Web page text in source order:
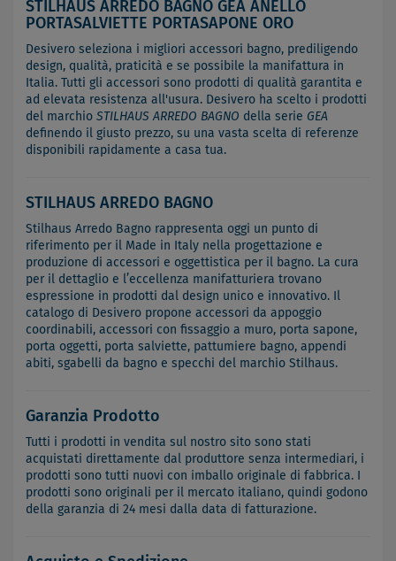
STILHAUS ARREDO BAGNO GEA ANELLO
PORTASALVIETTE PORTASAPONE ORO
Desivero seleziona i migliori accessori bagno, prediligendo
design, qualità, praticità e se possibile la manifattura in
Italia. Tutti gli accessori sono prodotti di qualità garantita e
ad elevata resistenza all'usura. Desivero ha scelto i prodotti
del marchio STILHAUS ARREDO BAGNO della serie GEA
definendo il giusto prezzo, su una vasta scelta di referenze
disponibili rapidamente a casa tua.
STILHAUS ARREDO BAGNO
Stilhaus Arredo Bagno rappresenta oggi un punto di
riferimento per il Made in Italy nella progettazione e
produzione di accessori e oggettistica per il bagno. La cura
per il dettaglio e l’eccellenza manifatturiera trovano
espressione in prodotti dal design unico e innovativo. Il
catalogo di Desivero propone accessori da appoggio
coordinabili, accessori con fissaggio a muro, porta sapone,
porta oggetti, porta salviette, pattumiere bagno, appendi
abiti, sgabelli da bagno e specchi del marchio Stilhaus.
Garanzia Prodotto
Tutti i prodotti in vendita sul nostro sito sono stati
acquistati direttamente dal produttore senza intermediari, i
prodotti sono tutti nuovi con imballo originale di fabbrica. I
prodotti sono originali per il mercato italiano, quindi godono
della garanzia di 24 mesi dalla data di fatturazione.